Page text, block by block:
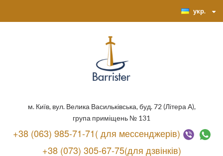
укр.
м. Київ, вул. Велика Васильківська, буд. 72 (Літера А),
група приміщень № 131
+38 (063) 985-71-71( для мессенджерів)
+38 (073) 305-67-75(для дзвінків)